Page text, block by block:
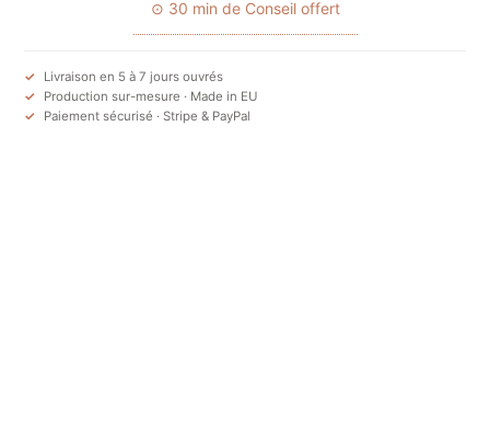
⊙ 30 min de Conseil offert
Livraison en 5 à 7 jours ouvrés
Production sur-mesure · Made in EU
Paiement sécurisé · Stripe & PayPal